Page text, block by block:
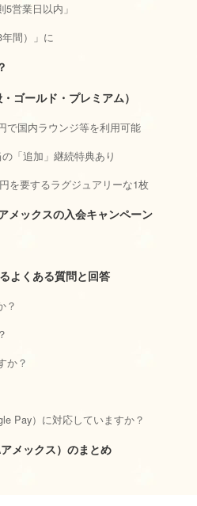
営業日以内」
間）」に
ゴールド・プレミアム）
で国内ラウンジ等を利用可能
「追加」継続特典あり
を要するラグジュアリーな1枚
メックスの入会キャンペーン
よくある質問と回答
？
か？
Pay）に対応していますか？
メックス）のまとめ